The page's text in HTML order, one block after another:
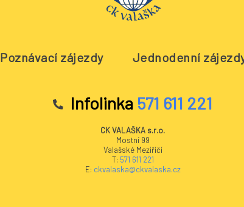
Poznávací zájezdy Jednodenní
Infolinka 571 611 221
CK VALAŠKA s.r.o.
Mostní 99
Valašské Meziříčí
T: 571 611 221
E: ckvalaska@ckvalaska.cz